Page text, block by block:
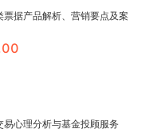
票据产品解析、营销要点及案
易心理分析与基金投顾服务